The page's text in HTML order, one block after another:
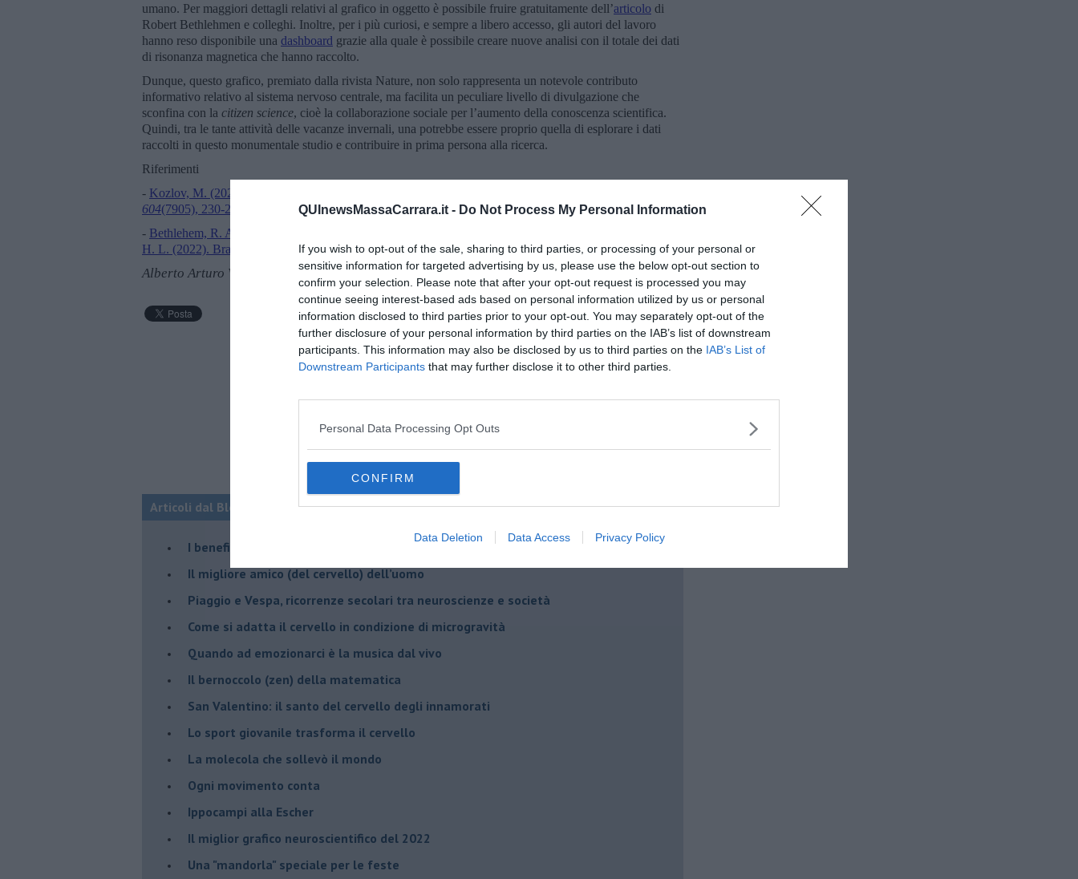
QUInewsMassaCarrara.it - Do Not Process My Personal Information
If you wish to opt-out of the sale, sharing to third parties, or processing of your personal or
sensitive information for targeted advertising by us, please use the below opt-out section to
confirm your selection. Please note that after your opt-out request is processed you may
continue seeing interest-based ads based on personal information utilized by us or personal
information disclosed to third parties prior to your opt-out. You may separately opt-out of the
further disclosure of your personal information by third parties on the IAB’s list of downstream
participants. This information may also be disclosed by us to third parties on the IAB’s List of
Downstream Participants that may further disclose it to other third parties.
Personal Data Processing Opt Outs
CONFIRM
Data Deletion Data Access Privacy Policy
umano. Per maggiori dettagli relativi al grafico in oggetto è possibile fruire gratuitamente dell’articolo di
Robert Bethlehmen e colleghi. Inoltre, per i più curiosi, e sempre a libero accesso, gli autori del lavoro
hanno reso disponibile una dashboard grazie alla quale è possibile creare nuove analisi con il totale dei dati
di risonanza magnetica che hanno raccolto.
Dunque, questo grafico, premiato dalla rivista Nature, non solo rappresenta un notevole contributo
informativo relativo al sistema nervoso centrale, ma facilita un peculiare livello di divulgazione che
sconfina con la citizen science, cioè la collaborazione sociale per l’aumento della conoscenza scientifica.
Quindi, tra le tante attività delle vacanze invernali, una potrebbe essere proprio quella di esplorare i dati
raccolti in questo monumentale studio e contribuire in prima persona alla ricerca.
Riferimenti
- Kozlov, M. (2022). Your brain expands and shrinks over time—these charts show how.
604(7905), 230-231.
- Bethlehem, R. A., Seidlitz, J., White, S. R., Vogel, J. W., Anderson, K. M., Adamson, C., ... & Schaare,
H. L. (2022). Brain charts for the human lifespan.Nature, 604(7906), 525-533.
Alberto Arturo Vergani
Articoli dal Blog “NEURONEWS” di Alberto Arturo Vergani
​I benefici neurali del tango
​Il migliore amico (del cervello) dell’uomo
Piaggio e Vespa, ricorrenze secolari tra neuroscienze e società
​Come si adatta il cervello in condizione di microgravità
​Quando ad emozionarci è la musica dal vivo
Il bernoccolo (zen) della matematica
San Valentino: il santo del cervello degli innamorati
​Lo sport giovanile trasforma il cervello
​La molecola che sollevò il mondo
Ogni movimento conta
Ippocampi alla Escher
Il miglior grafico neuroscientifico del 2022
​Una "mandorla" speciale per le feste